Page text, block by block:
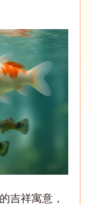
吉祥寓意，